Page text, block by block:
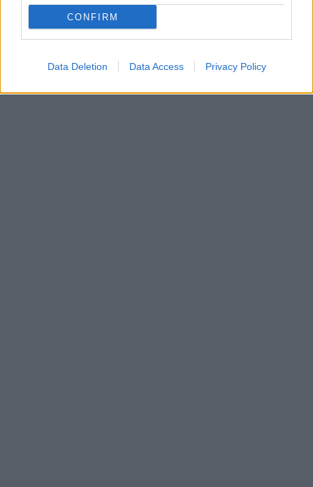
CONFIRM
Data Deletion Data Access Privacy Policy
Získajte viac informácií o Dermocentrum.sk